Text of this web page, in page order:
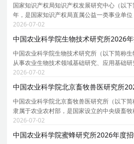
国家知识产权局知识产权发展研究中心（以
年，是国家知识产权局直属公益一类事业单
策和实务研究为主业，以服务支撑国家知识产
定为主责，并为各级政府和行业、企业提供
2026-07-02
中国农业科学院生物技术研究所2026
中国农业科学院生物技术研究所（以下简称
从事农业生物技术领域基础研究、应用基础
非营利性科研机构。研究所坚持四个面向，围
种两大学科，以优质绿色基因挖掘与功能解析
2026-07-02
中国农业科学院北京畜牧兽医研究所（以下
隶属于农业农村部，是国家设立的中央级畜
战略力量。研究所紧紧围绕国家食物安全、畜
量发展等国家重大需求，重点解决畜牧业生
2026-07-02
中国农业科学院蜜蜂研究所2026年度